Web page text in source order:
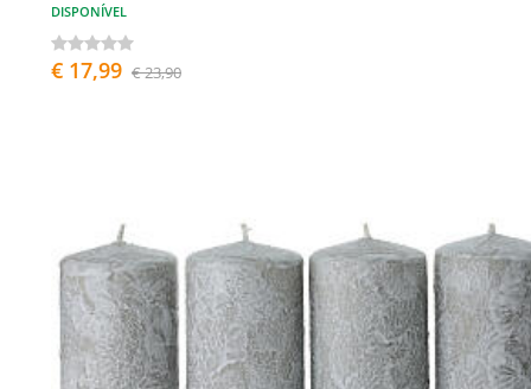
DISPONÍVEL
€ 17,99 € 23,90